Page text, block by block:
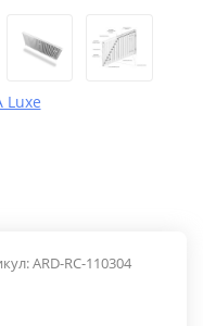
Luxe
ARD-RС-110304